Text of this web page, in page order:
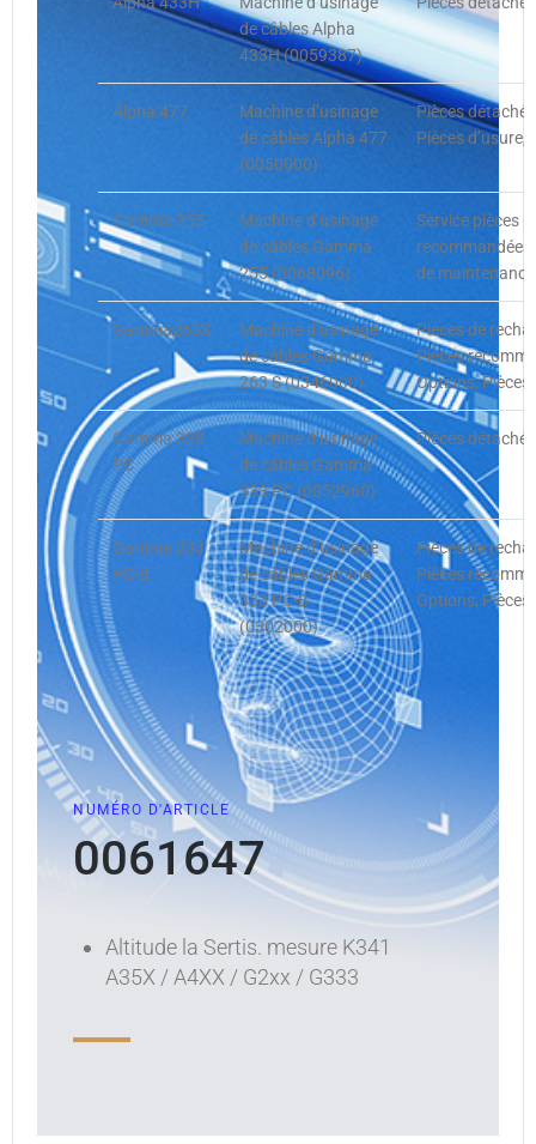
de câbles Alpha
433H (0059387)
Alpha 477
Machine d’usinage
de câbles Alpha 477
(0050000)
Pièces
Pièces d’usure,
Gamma 255
Machine d’usinage
de câbles Gamma
255 (0068096)
Service pièces
recommandées
de
Gamma263S
Machine d’usinage
de câbles Gamma
263 S (0346000)
Pièces de
Pièces
Options,
Gamma 333
PC
Machine d’usinage
de câbles Gamma
333 PC (0052960)
Pièces
Gamma 333
PC-B
Machine d’usinage
de câbles Gamma
333 PC-B
(0302000)
Pièces de
Pièces
Options,
NUMÉRO D'ARTICLE
0061647
Altitude la Sertis. mesure K341
A35X / A4XX / G2xx / G333